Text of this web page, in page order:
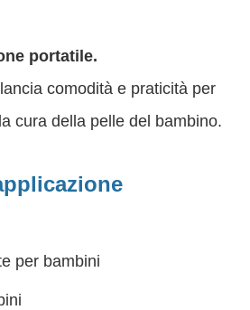
portatile.
comodità e praticità per
cura della pelle del bambino.
per bambini